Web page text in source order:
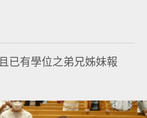
已有學位之弟兄姊妹報